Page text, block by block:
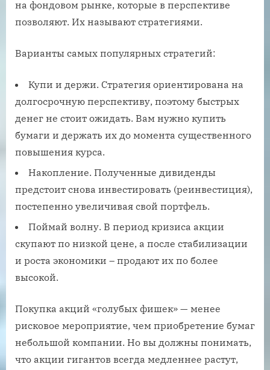
на фондовом рынке, которые в перспективе
позволяют. Их называют стратегиями.
Варианты самых популярных стратегий:
Купи и держи. Стратегия ориентирована на
долгосрочную перспективу, поэтому быстрых
денег не стоит ожидать. Вам нужно купить
бумаги и держать их до момента существенного
повышения курса.
Накопление. Полученные дивиденды
предстоит снова инвестировать (реинвестиция),
постепенно увеличивая свой портфель.
Поймай волну. В период кризиса акции
скупают по низкой цене, а после стабилизации
и роста экономики – продают их по более
высокой.
Покупка акций «голубых фишек» — менее
рисковое мероприятие, чем приобретение бумаг
небольшой компании. Но вы должны понимать,
что акции гигантов всегда медленнее растут,